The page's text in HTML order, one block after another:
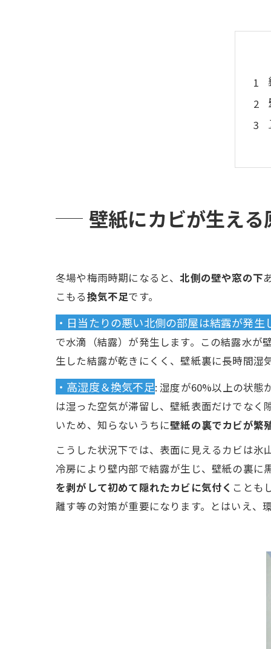
壁紙にカビが生え
冬場や梅雨時期になると、北側の壁や窓の下
こもる換気不足です。
・日当たりの悪い北側の部屋は結露が発生
で水滴（結露）が発生します。この結露水が
生した結露が乾きにくく、壁紙裏に長時間湿
・高湿度＆換気不足: 湿度が60%以上の状態
は湿った空気が滞留し、壁紙表面だけでな
いため、知らないうちに壁紙の裏でカビが繁
こうした状況下では、表面に見えるカビは氷
冷房により壁内部で結露が生じ、壁紙の裏に
を剥がして初めて隠れたカビに気付く ことも
離す等の対策が重要になります。とはいえ、